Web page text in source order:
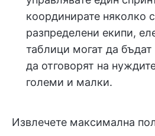
координирате няколко
разпределени екипи,
таблици могат да
да отговорят на
големи и малки.
Извлечете максимална